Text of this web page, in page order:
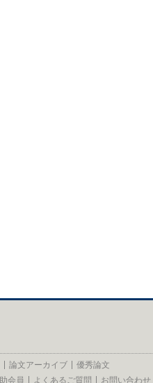
論文アーカイブ
優秀論文
会員 よくあるご質問 お問い合わせ